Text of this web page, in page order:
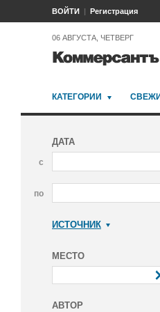
ВОЙТИ Регистрация
06 АВГУСТА, ЧЕТВЕРГ
КАТЕГОРИИ
ДАТА
с
по
ИСТОЧНИК
МЕСТО
АВТОР